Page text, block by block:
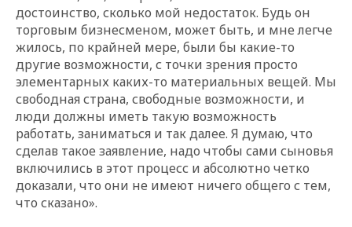
достоинство, сколько мой недостаток. Будь он
торговым бизнесменом, может быть, и мне легче
жилось, по крайней мере, были бы какие-то
другие возможности, с точки зрения просто
элементарных каких-то материальных вещей. Мы
свободная страна, свободные возможности, и
люди должны иметь такую возможность
работать, заниматься и так далее. Я думаю, что
сделав такое заявление, надо чтобы сами сыновья
включились в этот процесс и абсолютно четко
доказали, что они не имеют ничего общего с тем,
что сказано».